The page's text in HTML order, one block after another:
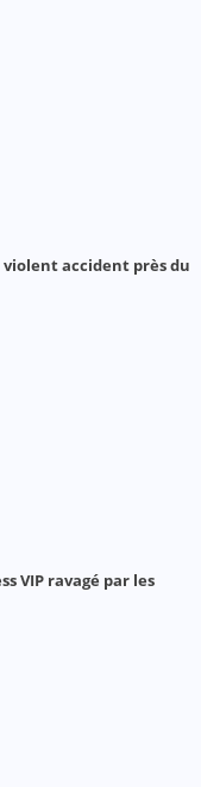
accident près du
VIP ravagé par les